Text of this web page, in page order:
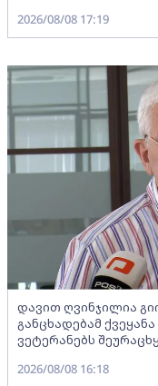
2026/08/08 17:19
დავით ღვინჯილია
განცხადებამ
ვეტერანებს
2026/08/08 16:18